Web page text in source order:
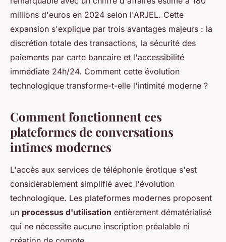
millions d'euros en 2024 selon l'ARJEL. Cette
expansion s'explique par trois avantages majeurs : la
discrétion totale des transactions, la sécurité des
paiements par carte bancaire et l'accessibilité
immédiate 24h/24. Comment cette évolution
technologique transforme-t-elle l'intimité moderne ?
Comment fonctionnent ces
plateformes de conversations
intimes modernes
L'accès aux services de téléphonie érotique s'est
considérablement simplifié avec l'évolution
technologique. Les plateformes modernes proposent
un processus d'utilisation entièrement dématérialisé
qui ne nécessite aucune inscription préalable ni